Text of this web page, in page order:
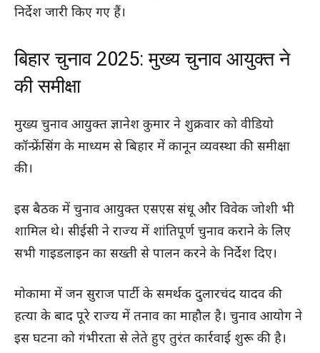
निर्देश जारी किए गए हैं।
बिहार चुनाव 2025: मुख्य चुनाव आयुक्त ने
की समीक्षा
मुख्य चुनाव आयुक्त ज्ञानेश कुमार ने शुक्रवार को वीडियो
कॉन्फ्रेंसिंग के माध्यम से बिहार में कानून व्यवस्था की समीक्षा
की।
इस बैठक में चुनाव आयुक्त एसएस संधू और विवेक जोशी भी
शामिल थे। सीईसी ने राज्य में शांतिपूर्ण चुनाव कराने के लिए
सभी गाइडलाइन का सख्ती से पालन करने के निर्देश दिए।
मोकामा में जन सुराज पार्टी के समर्थक दुलारचंद यादव की
हत्या के बाद पूरे राज्य में तनाव का माहौल है। चुनाव आयोग ने
इस घटना को गंभीरता से लेते हुए तुरंत कार्रवाई शुरू की है।